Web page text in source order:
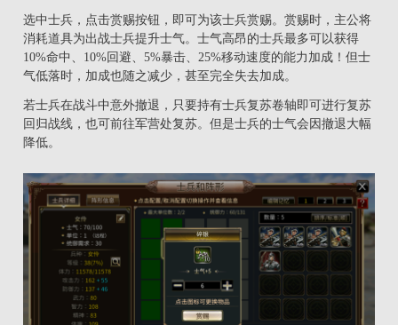
选中士兵，点击赏赐按钮，即可为该士兵赏赐。赏赐时，主公将
消耗道具为出战士兵提升士气。士气高昂的士兵最多可以获得
10%命中、10%回避、5%暴击、25%移动速度的能力加成！但士
气低落时，加成也随之减少，甚至完全失去加成。
若士兵在战斗中意外撤退，只要持有士兵复苏卷轴即可进行复苏
回归战线，也可前往军营处复苏。但是士兵的士气会因撤退大幅
降低。